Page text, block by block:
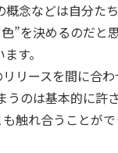
念などは自分た
”を決めるのだと
す。
リースを間に合
のは基本的に許
触れ合うことが